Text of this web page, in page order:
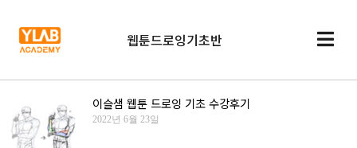
웹툰드로잉기초반
이슬샘 웹툰 드로잉 기초 수강후기
2022년 6월 23일